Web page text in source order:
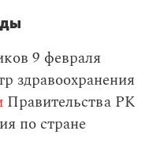
9 февраля
здравоохранения
Правительства РК
по стране